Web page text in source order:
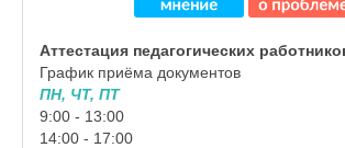
Аттестация педагогических
График приёма документов
ПН, ЧТ, ПТ
9:00 - 13:00
14:00 - 17:00